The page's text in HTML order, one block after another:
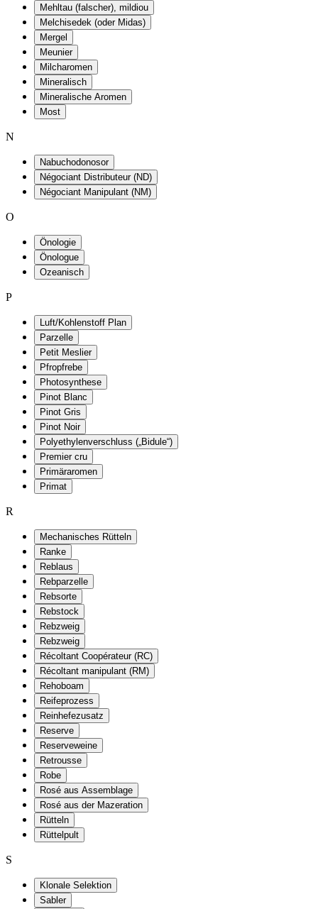
Mehltau (falscher), mildiou
Melchisedek (oder Midas)
Mergel
Meunier
Milcharomen
Mineralisch
Mineralische Aromen
Most
N
Nabuchodonosor
Négociant Distributeur (ND)
Négociant Manipulant (NM)
O
Önologie
Önologue
Ozeanisch
P
Luft/Kohlenstoff Plan
Parzelle
Petit Meslier
Pfropfrebe
Photosynthese
Pinot Blanc
Pinot Gris
Pinot Noir
Polyethylenverschluss („Bidule“)
Premier cru
Primäraromen
Primat
R
Mechanisches Rütteln
Ranke
Reblaus
Rebparzelle
Rebsorte
Rebstock
Rebzweig
Rebzweig
Récoltant Coopérateur (RC)
Récoltant manipulant (RM)
Rehoboam
Reifeprozess
Reinhefezusatz
Reserve
Reserveweine
Retrousse
Robe
Rosé aus Assemblage
Rosé aus der Mazeration
Rütteln
Rüttelpult
S
Klonale Selektion
Sabler